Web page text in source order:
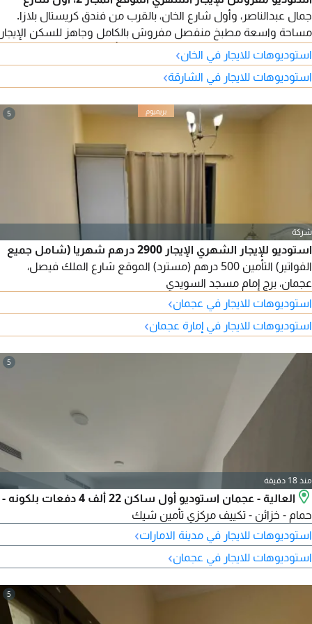
جمال عبدالناصر، وأول شارع الخان، بالقرب من فندق كريستال بلازا.
مساحة واسعة مطبخ منفصل مفروش بالكامل وجاهز للسكن الإيجار
عند الخروج)
استوديوهات للايجار في الخان›
استوديوهات للايجار في الشارقة›
5
شركة
استوديو للإيجار الشهري الإيجار 2900 درهم شهريا (شامل جميع
الفواتير) التأمين 500 درهم (مسترد) الموقع شارع الملك فيصل،
عجمان، برج إمام مسجد السويدي
استوديوهات للايجار في عجمان›
استوديوهات للايجار في إمارة عجمان›
5
منذ 18 دقيقة
العالية - عجمان استوديو أول ساكن 22 ألف 4 دفعات بلكونه -
حمام - خزائن - تكييف مركزي تأمين شيك
استوديوهات للايجار في مدينة الامارات›
استوديوهات للايجار في عجمان›
5